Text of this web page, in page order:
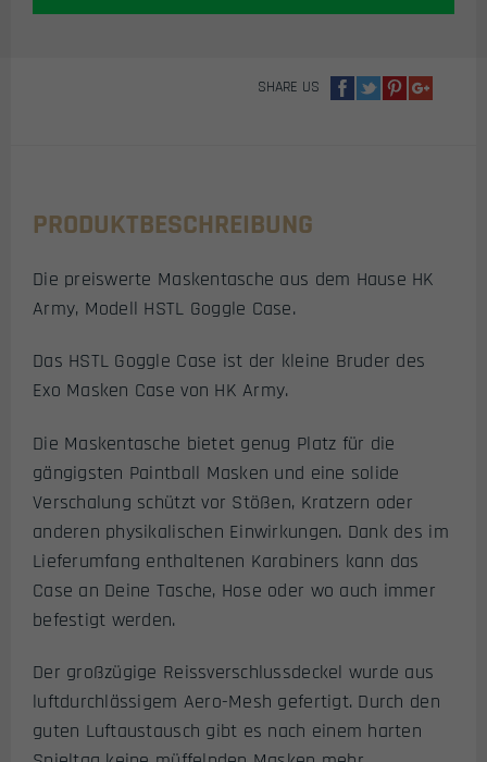
MASKENBEUTEL
SHARE US
PRODUKTBESCHREIBUNG
Die preiswerte Maskentasche aus dem Hause HK
Army, Modell HSTL Goggle Case.
Das HSTL Goggle Case ist der kleine Bruder des
Exo Masken Case von HK Army.
Die Maskentasche bietet genug Platz für die
gängigsten Paintball Masken und eine solide
Verschalung schützt vor Stößen, Kratzern oder
anderen physikalischen Einwirkungen. Dank des im
Lieferumfang enthaltenen Karabiners kann das
Case an Deine Tasche, Hose oder wo auch immer
befestigt werden.
Der großzügige Reissverschlussdeckel wurde aus
luftdurchlässigem Aero-Mesh gefertigt. Durch den
guten Luftaustausch gibt es nach einem harten